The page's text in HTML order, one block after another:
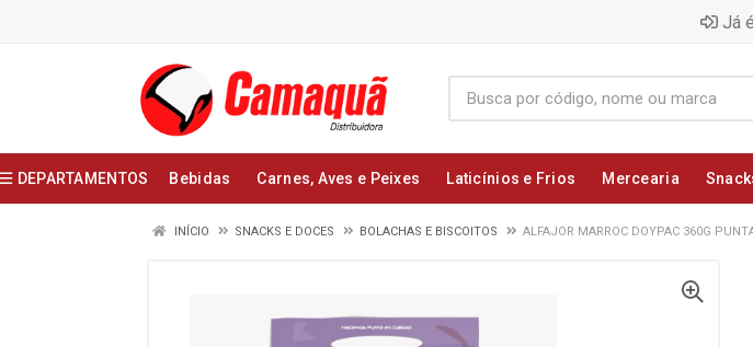
Já
DEPARTAMENTOS Bebidas Carnes, Aves e Peixes Laticínios e Frios Mercearia
INÍCIO SNACKS E DOCES BOLACHAS E BISCOITOS ALFAJOR MARROC DOYPAC 360G